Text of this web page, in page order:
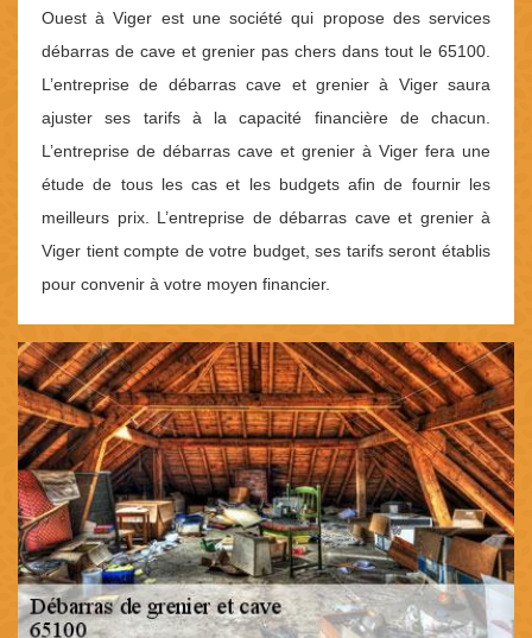
Ouest à Viger est une société qui propose des services
débarras de cave et grenier pas chers dans tout le 65100.
L’entreprise de débarras cave et grenier à Viger saura
ajuster ses tarifs à la capacité financière de chacun.
L’entreprise de débarras cave et grenier à Viger fera une
étude de tous les cas et les budgets afin de fournir les
meilleurs prix. L’entreprise de débarras cave et grenier à
Viger tient compte de votre budget, ses tarifs seront établis
pour convenir à votre moyen financier.